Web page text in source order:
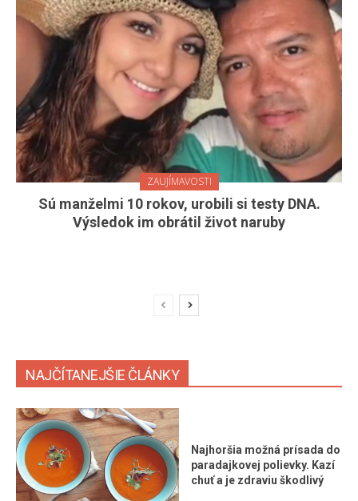
ZAUJÍMAVOSTI
Sú manželmi 10 rokov, urobili si testy DNA.
Výsledok im obrátil život naruby
NAJČÍTANEJŠIE ČLÁNKY
Najhoršia možná prísada do
paradajkovej polievky. Kazí
chuť a je zdraviu škodlivý